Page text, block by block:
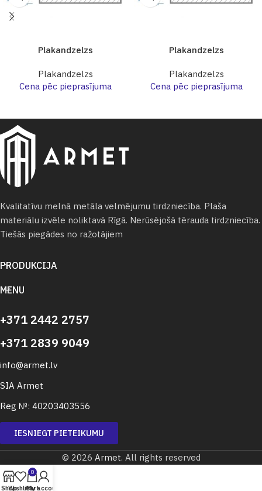
Plakandzelzs
Plakandzelzs
Cena pēc pieprasījuma
Plakandzelzs
Plakandzelzs
Cena pēc pieprasījuma
Kvalitatīvu melnā metāla velmējumu tirdzniecība. Plaša
materiālu izvēle noliktavā Rīgā. Nerūsējošā tērauda tirdzniecība.
Tiešās piegādes no ražotājiem
PRODUKCIJA
MENU
+371 2442 2757
+371 2839 9049
info@armet.lv
SIA Armet
Reg №: 40203403556
IESNIEGT PIETEIKUMU
© 2026 Armet. All rights reserved
ShopWishlist
0
Cart
My account